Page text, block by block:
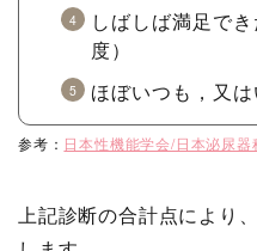
しばしば満足で
度）
ほぼいつも，又
参考： 日本性機能学会/日本泌尿
上記診断の合計点により、